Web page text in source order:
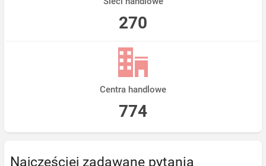
270
Centra handlowe
774
Najczęściej zadawane pytania